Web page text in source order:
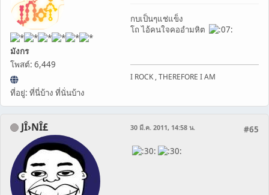
มังกร
โพสต์: 6,449
ที่อยู่: ที่นี่บ้าง ที่นั่นบ้าง
กบเป็นๆแช่แข็ง
โถ ไอ้คนใจคออำมหิต
I ROCK , THEREFORE I AM
JÎ›NÎ£ #65
30 มี.ค. 2011, 14:58 น.